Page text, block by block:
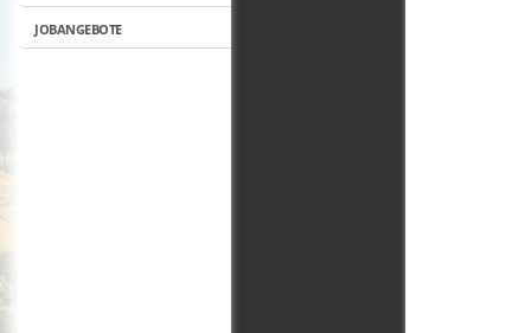
JOBANGEBOTE